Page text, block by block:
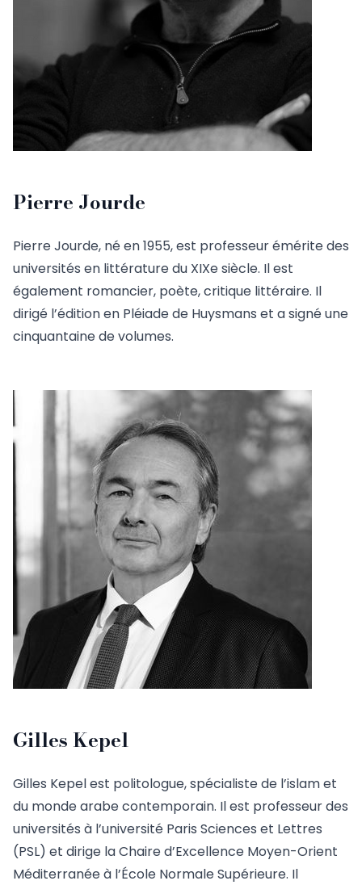
Pierre Jourde
Pierre Jourde, né en 1955, est professeur émérite des
universités en littérature du XIXe siècle. Il est
également romancier, poète, critique littéraire. Il
dirigé l’édition en Pléiade de Huysmans et a signé une
cinquantaine de volumes.
Gilles Kepel
Gilles Kepel est politologue, spécialiste de l’islam et
du monde arabe contemporain. Il est professeur des
universités à l’université Paris Sciences et Lettres
(PSL) et dirige la Chaire d’Excellence Moyen-Orient
Méditerranée à l’École Normale Supérieure. Il